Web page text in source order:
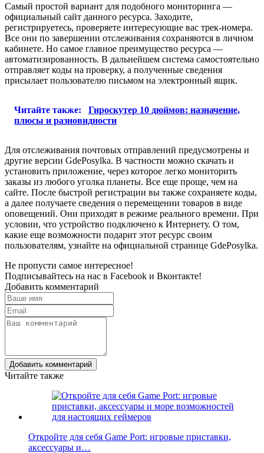
Самый простой вариант для подобного мониторинга —
официальный сайт данного ресурса. Заходите,
регистрируетесь, проверяете интересующие вас трек-номера.
Все они по завершении отслеживания сохраняются в личном
кабинете. Но самое главное преимущество ресурса —
автоматизированность. В дальнейшем система самостоятельно
отправляет коды на проверку, а полученные сведения
присылает пользователю письмом на электронный ящик.
Читайте также:
Гироскутер 10 дюймов: назначение,
плюсы и разновидности
Для отслеживания почтовых отправлений предусмотрены и
другие версии GdePosylka. В частности можно скачать и
установить приложение, через которое легко мониторить
заказы из любого уголка планеты. Все еще проще, чем на
сайте. После быстрой регистрации вы также сохраняете коды,
а далее получаете сведения о перемещении товаров в виде
оповещений. Они приходят в режиме реального времени. При
условии, что устройство подключено к Интернету. О том,
какие еще возможности подарит этот ресурс своим
пользователям, узнайте на официальной странице GdePosylka.
Не пропусти самое интересное!
Подписывайтесь на нас в Facebook и Вконтакте!
Добавить комментарий
Добавить комментарий
Читайте также
Откройте для себя Game Port: игровые приставки,
аксессуары и…